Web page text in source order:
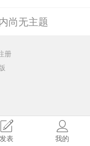
尚无主题
册
发表 我的